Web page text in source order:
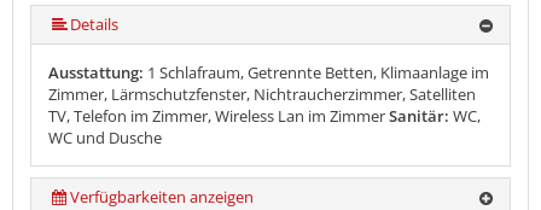
Details
Ausstattung: 1 Schlafraum, Getrennte Betten, Klimaanlage im
Zimmer, Lärmschutzfenster, Nichtraucherzimmer, Satelliten
TV, Telefon im Zimmer, Wireless Lan im ZimmerSanitär: WC,
WC und Dusche
Verfügbarkeiten anzeigen